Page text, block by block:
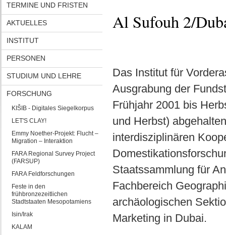
TERMINE UND FRISTEN
AKTUELLES
INSTITUT
PERSONEN
STUDIUM UND LEHRE
FORSCHUNG
KIŠIB - Digitales Siegelkorpus
LET'S CLAY!
Emmy Noether-Projekt: Flucht –
Migration – Interaktion
FARA Regional Survey Project
(FARSUP)
FARA Feldforschungen
Feste in den
frühbronzezeitlichen
Stadtstaaten Mesopotamiens
Isin/Irak
KALAM
Al Sufouh 2/
Das Institut für
Ausgrabung der
Frühjahr 2001 bis
und Herbst)
interdisziplinären
Staatssammlung für
Fachbereich
archäologischen
Marketing in Dubai.